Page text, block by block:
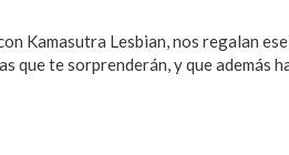
Kamasutra Lesbian, nos regalan
que te sorprenderán, y que además